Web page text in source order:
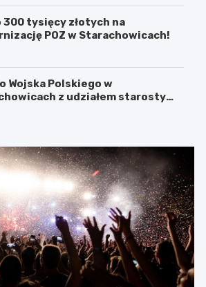
300 tysięcy złotych na
POZ w Starachowicach!
Wojska Polskiego w
z udziałem starosty